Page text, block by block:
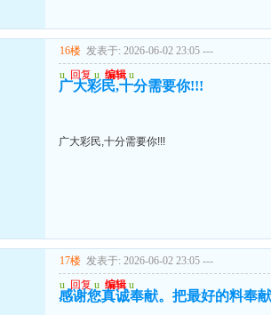
16楼 发表于: 2026-06-02 23:05 ---
u 回复 u 编辑 u
广大彩民,十分需要你!!!
广大彩民,十分需要你!!!
17楼 发表于: 2026-06-02 23:05 ---
u 回复 u 编辑 u
感谢您真诚奉献。把最好的料奉